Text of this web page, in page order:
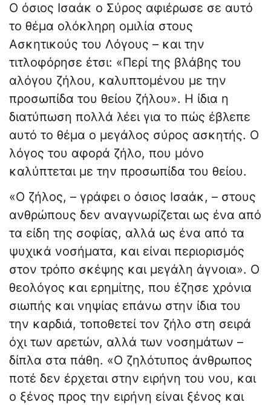
Ο όσιος Ισαάκ ο Σύρος αφιέρωσε σε αυτό
το θέμα ολόκληρη ομιλία στους
Ασκητικούς του Λόγους – και την
τιτλοφόρησε έτσι: «Περί της βλάβης του
αλόγου ζήλου, καλυπτομένου με την
προσωπίδα του θείου ζήλου». Η ίδια η
διατύπωση πολλά λέει για το πώς έβλεπε
αυτό το θέμα ο μεγάλος σύρος ασκητής. Ο
λόγος του αφορά ζήλο, που μόνο
καλύπτεται με την προσωπίδα του θείου.
«Ο ζήλος, – γράφει ο όσιος Ισαάκ, – στους
ανθρώπους δεν αναγνωρίζεται ως ένα από
τα είδη της σοφίας, αλλά ως ένα από τα
ψυχικά νοσήματα, και είναι περιορισμός
στον τρόπο σκέψης και μεγάλη άγνοια». Ο
θεολόγος και ερημίτης, που έζησε χρόνια
σιωπής και νηψίας επάνω στην ίδια του
την καρδιά, τοποθετεί τον ζήλο στη σειρά
όχι των αρετών, αλλά των νοσημάτων –
δίπλα στα πάθη. «Ο ζηλότυπος άνθρωπος
ποτέ δεν έρχεται στην ειρήνη του νου, και
ο ξένος προς την ειρήνη είναι ξένος και